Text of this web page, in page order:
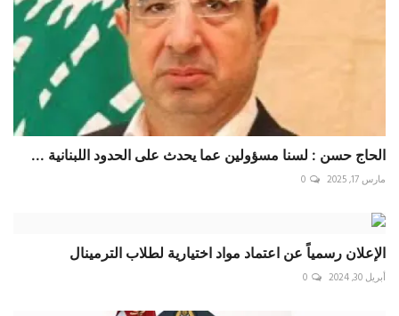
الحاج حسن : لسنا مسؤولين عما يحدث على الحدود اللبنانية ...
مارس 17, 2025 0
الإعلان رسمياً عن اعتماد مواد اختيارية لطلاب الترمينال
أبريل 30, 2024 0